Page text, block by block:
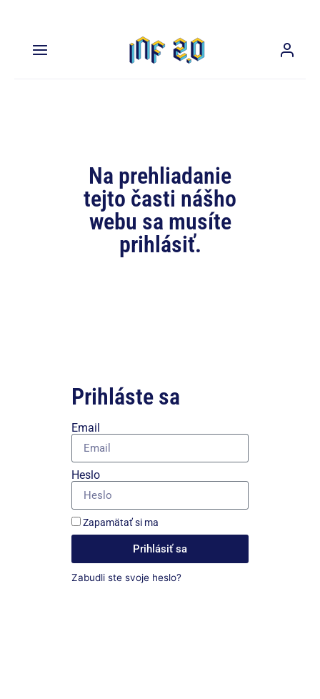
Na prehliadanie
tejto časti nášho
webu sa musíte
prihlásiť.
Prihláste sa
Email
Heslo
Zapamätať si ma
Prihlásiť sa
Zabudli ste svoje heslo?